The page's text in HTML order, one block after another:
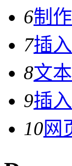
6制
7插
8文
9插
10网